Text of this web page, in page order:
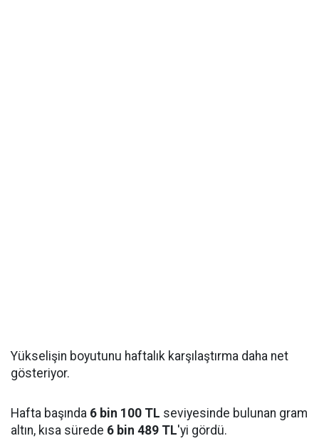
Yükselişin boyutunu haftalık karşılaştırma daha net
gösteriyor.
Hafta başında 6 bin 100 TL seviyesinde bulunan gram
altın, kısa sürede 6 bin 489 TL'yi gördü.